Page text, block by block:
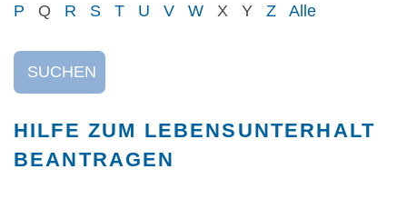
P
Q R S T U V W X Y Z Alle
SUCHEN
HILFE ZUM LEBENSUNTERHALT
BEANTRAGEN